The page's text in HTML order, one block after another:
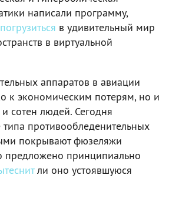
написали программу,
погрузиться в удивительный мир
в виртуальной
аппаратов в авиации
к экономическим потерям, но и
сотен людей. Сегодня
типа противообледенительных
покрывают фюзеляжи
предложено принципиально
ли оно устоявшуюся